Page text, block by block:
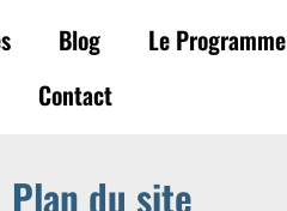
Blog
Le Programme
Contact
Plan du site